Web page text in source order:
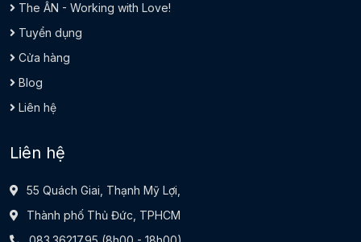
The ÂN - Working with Love!
Tuyển dụng
Cửa hàng
Blog
Liên hệ
Liên hệ
55 Quách Giai, Thạnh Mỹ Lợi,
Thành phố Thủ Đức, TPHCM